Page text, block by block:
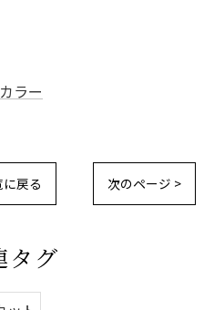
ラー
戻る 次のページ >
タグ